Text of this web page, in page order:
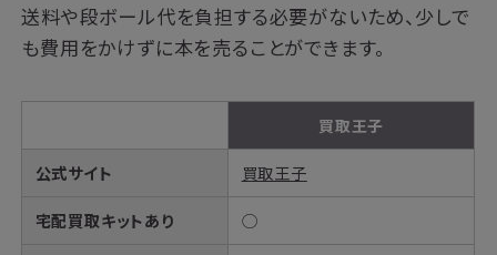
送料や段ボール代を負担する必要がないため、少しで
も費用をかけずに本を売ることができます。
買取王子
公式サイト 買取王子
宅配買取キットあり ◯